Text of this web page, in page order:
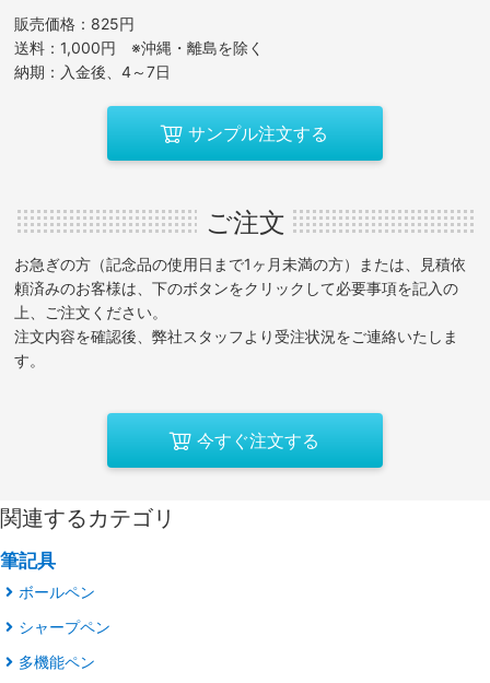
販売価格：825円
送料：1,000円 ※沖縄・離島を除く
納期：入金後、4～7日
サンプル注文する
ご注文
お急ぎの方（記念品の使用日まで1ヶ月未満の方）または、見積依
頼済みのお客様は、下のボタンをクリックして必要事項を記入の
上、ご注文ください。
注文内容を確認後、弊社スタッフより受注状況をご連絡いたしま
す。
今すぐ注文する
関連するカテゴリ
筆記具
ボールペン
シャープペン
多機能ペン